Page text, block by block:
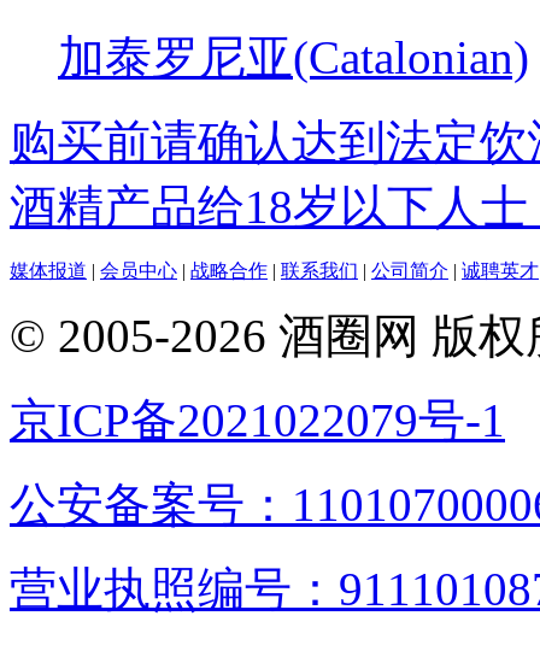
加泰罗尼亚(Catalonian)
购买前请确认达到法定
酒精产品给18岁以下人士
媒体报道 | 会员中心 | 战略合作 | 联系我们 | 公司简介 | 诚聘英才
© 2005-2026 酒圈网 版
京ICP备2021022079号-1
公安备案号：
营业执照编号：